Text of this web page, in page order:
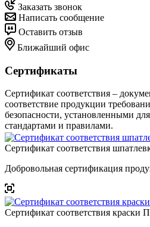
Заказать звонок
Написать сообщение
Оставить отзыв
Ближайший офис
Сертификаты
Сертификат соответствия –
соответствие продукции
безопасности, установленными
стандартами и правилами.
Сертификат соответствия
Добровольная сертификация
Сертификат соответствия краски